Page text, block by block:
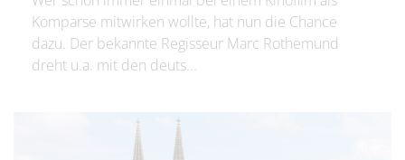
Komparse mitwirken wollte, hat nun die Chance
dazu. Der bekannte Regisseur Marc Rothemund
dreht u.a. mit den deuts...